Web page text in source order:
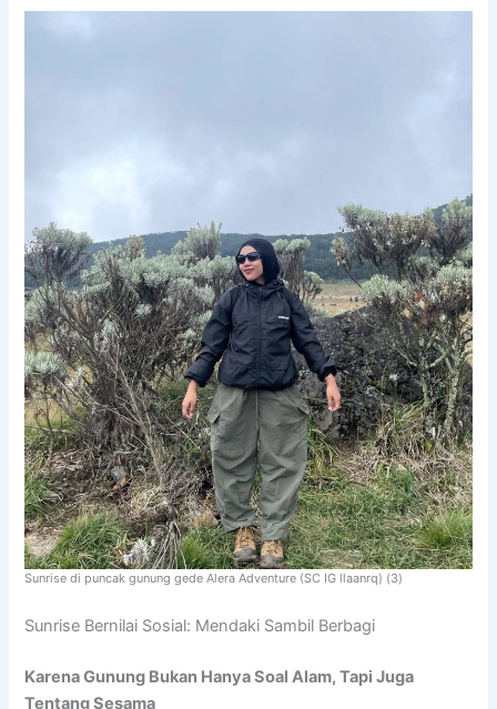
Sunrise di puncak gunung gede Alera Adventure (SC IG llaanrq) (3)
Sunrise Bernilai Sosial: Mendaki Sambil Berbagi
Karena Gunung Bukan Hanya Soal Alam, Tapi Juga
Tentang Sesama